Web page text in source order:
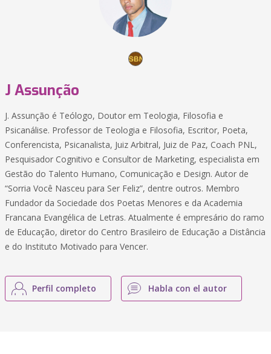
J Assunção
J. Assunção é Teólogo, Doutor em Teologia, Filosofia e
Psicanálise. Professor de Teologia e Filosofia, Escritor, Poeta,
Conferencista, Psicanalista, Juiz Arbitral, Juiz de Paz, Coach PNL,
Pesquisador Cognitivo e Consultor de Marketing, especialista em
Gestão do Talento Humano, Comunicação e Design. Autor de
“Sorria Você Nasceu para Ser Feliz”, dentre outros. Membro
Fundador da Sociedade dos Poetas Menores e da Academia
Francana Evangélica de Letras. Atualmente é empresário do ramo
de Educação, diretor do Centro Brasileiro de Educação a Distância
e do Instituto Motivado para Vencer.
Perfil completo Habla con el autor